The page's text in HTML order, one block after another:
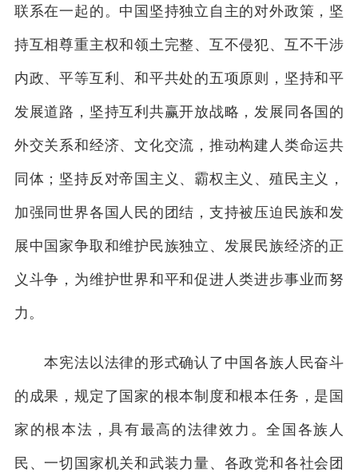
联系在一起的。中国坚持独立自主的对外政策，坚
持互相尊重主权和领土完整、互不侵犯、互不干涉
内政、平等互利、和平共处的五项原则，坚持和平
发展道路，坚持互利共赢开放战略，发展同各国的
外交关系和经济、文化交流，推动构建人类命运共
同体；坚持反对帝国主义、霸权主义、殖民主义，
加强同世界各国人民的团结，支持被压迫民族和发
展中国家争取和维护民族独立、发展民族经济的正
义斗争，为维护世界和平和促进人类进步事业而努
力。
本宪法以法律的形式确认了中国各族人民奋斗
的成果，规定了国家的根本制度和根本任务，是国
家的根本法，具有最高的法律效力。全国各族人
民、一切国家机关和武装力量、各政党和各社会团